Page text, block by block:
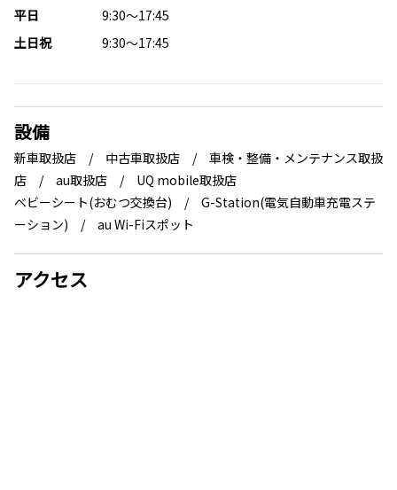
平日
9:30～17:45
土日祝
9:30～17:45
設備
新車取扱店 / 中古車取扱店 / 車検・整備・メンテナンス取扱
店 / au取扱店 / UQ mobile取扱店
ベビーシート(おむつ交換台) / G-Station(電気自動車充電ステ
ーション) / au Wi-Fiスポット
アクセス